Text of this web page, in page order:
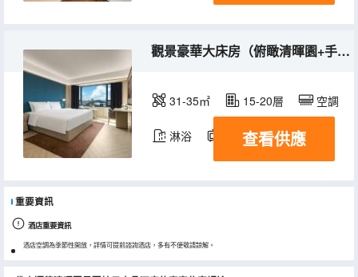
觀景豪華大床房（俯瞰清暉園+手衝coffee+助眠香氛）
31-35㎡ 15-20層 空調
淋浴 電視機 冰箱
查看供應
重要資訊
酒店重要資訊
酒店空調為季節性開放，詳情可提前諮詢酒店，多有不便敬請諒解。